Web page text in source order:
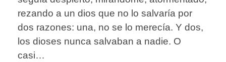
rezando a un dios que no lo salvaría por
dos razones: una, no se lo merecía. Y dos,
los dioses nunca salvaban a nadie. O
casi…